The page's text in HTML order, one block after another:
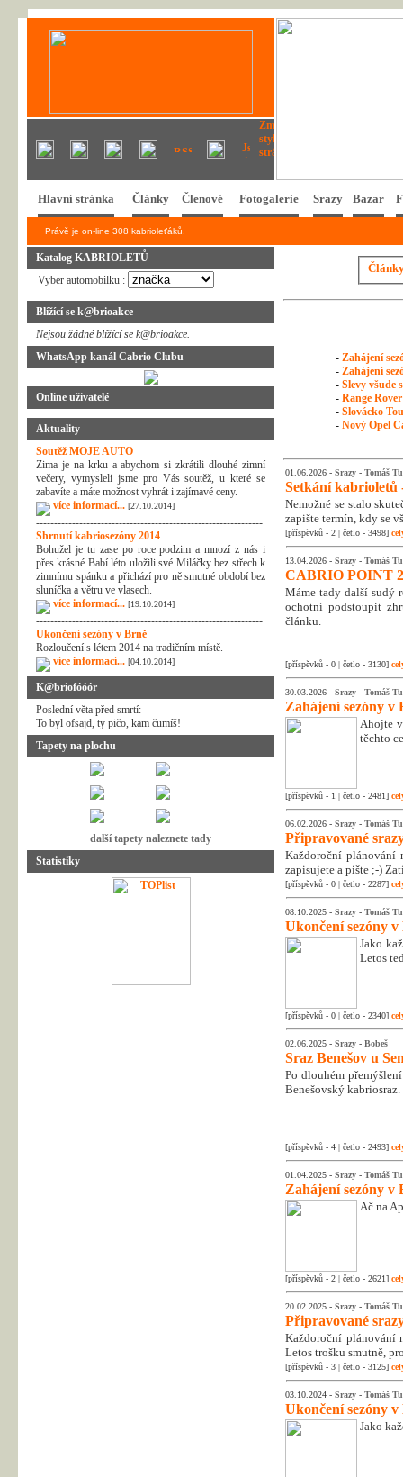
Hlavní stránka Články Členové Fotogalerie Srazy Bazar
Právě je on-line 308 kabrioleťáků.
Katalog KABRIOLETŮ
Vyber automobilku :
Blížící se k@brioakce
Nejsou žádné blížící se k@brioakce.
WhatsApp kanál Cabrio Clubu
Online uživatelé
Aktuality
Soutěž MOJE AUTO
Zima je na krku a abychom si zkrátili dlouhé zimní
večery, vymysleli jsme pro Vás soutěž, u které se
zabavíte a máte možnost vyhrát i zajímavé ceny.
více informací... [27.10.2014]
---------------------------------------------------------------
Shrnutí kabriosezóny 2014
Bohužel je tu zase po roce podzim a mnozí z nás i
přes krásné Babí léto uložili své Miláčky bez střech k
zimnímu spánku a přichází pro ně smutné období bez
sluníčka a větru ve vlasech.
více informací... [19.10.2014]
---------------------------------------------------------------
Ukončení sezóny v Brně
Rozloučení s létem 2014 na tradičním místě.
více informací... [04.10.2014]
K@briofóóór
Poslední věta před smrtí:
To byl ofsajd, ty pičo, kam čumíš!
Tapety na plochu
další tapety naleznete tady
Statistiky
- Zahájení
- Zahájení
- Slevy všude
- Range
- Slovácko
- Nový Opel
01.06.2026 - Srazy - Tomáš
Setkání kabrioletů
Nemožné se stalo
zapište termín, kdy se
[příspěvků - 2 | četlo - 3498]
13.04.2026 - Srazy - Tomáš
CABRIO POINT
Máme tady další sudý
ochotní podstoupit
článku.
[příspěvků - 0 | četlo - 3130]
30.03.2026 - Srazy - Tomáš
Zahájení sezóny v
Ahojte
těchto
[příspěvků - 1 | četlo - 2481]
06.02.2026 - Srazy - Tomáš
Připravované
Každoroční plánování
zapisujete a pište ;-)
[příspěvků - 0 | četlo - 2287]
08.10.2025 - Srazy - Tomáš
Ukončení sezóny v
Jako
Letos
[příspěvků - 0 | četlo - 2340]
02.06.2025 - Srazy - Bobeš
Sraz Benešov u
Po dlouhém
Benešovský kabriosraz.
[příspěvků - 4 | četlo - 2493]
01.04.2025 - Srazy - Tomáš
Zahájení sezóny v
Ač na
[příspěvků - 2 | četlo - 2621]
20.02.2025 - Srazy - Tomáš
Připravované
Každoroční plánování
Letos trošku smutně,
[příspěvků - 3 | četlo - 3125]
03.10.2024 - Srazy - Tomáš
Ukončení sezóny v
Jako